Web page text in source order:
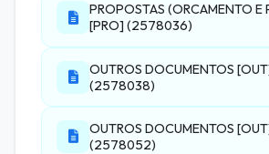
PROPOSTAS (ORCAMENTO E
[PRO] (2578036)
OUTROS DOCUMENTOS
(2578038)
OUTROS DOCUMENTOS
(2578052)